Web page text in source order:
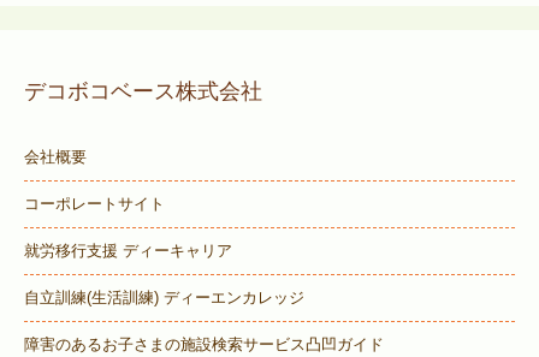
デコボコベース株式会社
会社概要
コーポレートサイト
就労移行支援 ディーキャリア
自立訓練(生活訓練) ディーエンカレッジ
障害のあるお子さまの施設検索サービス凸凹ガイド